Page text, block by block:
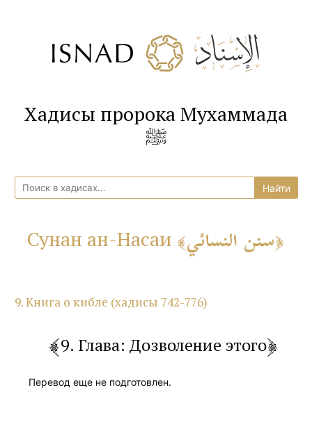
Хадисы пророка Мухаммада
ﷺ
Сунан ан-Насаи سنن النسائي
9. Книга о кибле (хадисы 742-776)
9. Глава: Дозволение этого
Перевод еще не подготовлен.